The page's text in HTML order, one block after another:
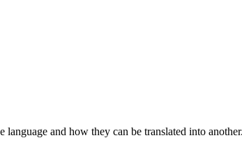
and how they can be translated into